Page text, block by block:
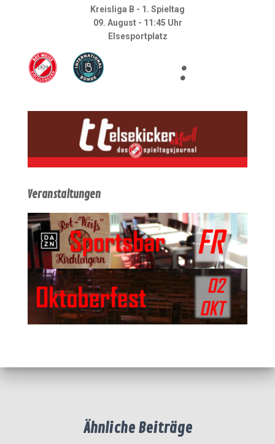
Kreisliga B - 1. Spieltag
09. August - 11:45 Uhr
Elsesportplatz
:
Veranstaltungen
Ähnliche Beiträge